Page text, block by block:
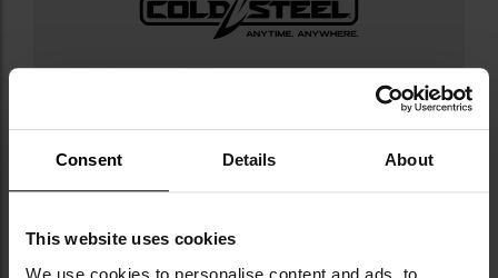
Consent Details About
This website uses cookies
We use cookies to personalise content and ads, to
Militaria.pl є офіційним дистриб’ютором
Cold Steel — відомий американський бренд
заснований у 1980 році в Irving, California.
інноваційним рішенням, таким як руків’я
Kraton® і клинки типу American Tanto, які